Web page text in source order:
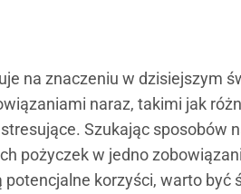
na znaczeniu w dzisiejszym
naraz, takimi jak
Szukając sposobów
pożyczek w jedno
korzyści, warto